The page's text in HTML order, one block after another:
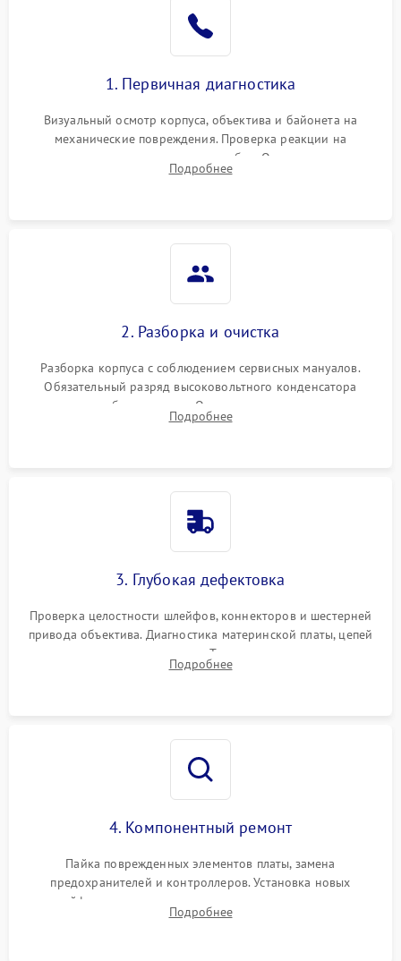
1. Первичная диагностика
Визуальный осмотр корпуса, объектива и байонета на
механические повреждения. Проверка реакции на
включение, считывание кодов ошибок. Оценка состояния
матрицы и затвора, проверка работы автофокуса и вспышки.
Подробнее
2. Разборка и очистка
Разборка корпуса с соблюдением сервисных мануалов.
Обязательный разряд высоковольтного конденсатора
вспышки для безопасности. Очистка внутренних узлов от
пыли, песка и следов влаги с помощью спецсредств.
Подробнее
3. Глубокая дефектовка
Проверка целостности шлейфов, коннекторов и шестерней
привода объектива. Диагностика материнской платы, цепей
питания и картоприемника. Тестирование механизма
затвора и блока внутрикамерной стабилизации.
Подробнее
4. Компонентный ремонт
Пайка поврежденных элементов платы, замена
предохранителей и контроллеров. Установка новых
шлейфов, дисплея, механизма затвора или двигателя
автофокуса. Восстановление геометрии тубуса объектива
Подробнее